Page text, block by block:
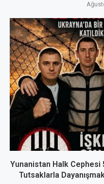
Yunanistan Halk Cephesi
Tutsaklarla